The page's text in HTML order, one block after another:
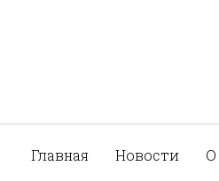
Главная Новости О